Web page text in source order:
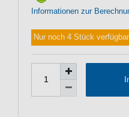
Informationen zur
Nur noch 4 Stück verfügbar